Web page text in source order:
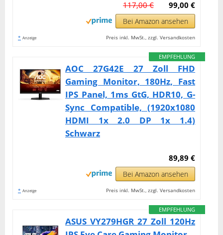
99,00 €
117,00 €
Bei Amazon ansehen
* Anzeige Preis inkl. MwSt., zzgl. Versandkosten
EMPFEHLUNG
AOC 27G42E 27 Zoll FHD
Gaming Monitor, 180Hz, Fast
IPS Panel, 1ms GtG, HDR10, G-
Sync Compatible, (1920x1080
HDMI 1x 2.0 DP 1x 1.4)
Schwarz
89,89 €
Bei Amazon ansehen
* Anzeige Preis inkl. MwSt., zzgl. Versandkosten
EMPFEHLUNG
ASUS VY279HGR 27 Zoll 120Hz